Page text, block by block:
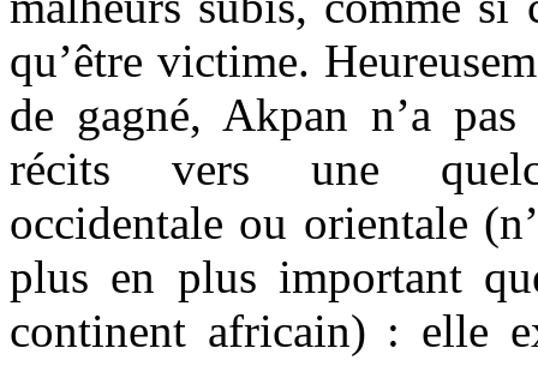
qu’être victime.
de gagné, Akpan n’a
récits vers une
occidentale ou orientale
plus en plus important
continent africain) : elle